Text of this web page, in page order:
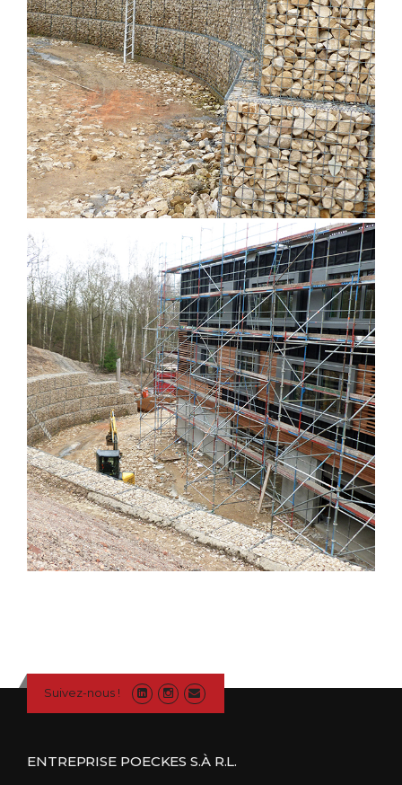
Suivez-nous !
ENTREPRISE POECKES S.À R.L.